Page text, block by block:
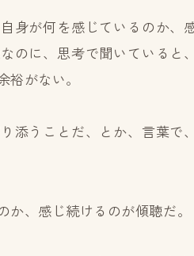
身が何を感じているのか、
のに、思考で聞いていると
がない。
添うことだ、とか、言葉で
、感じ続けるのが傾聴だ。